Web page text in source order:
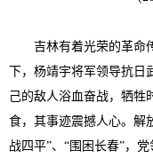
吉林有着光荣的革命传
下，杨靖宇将军领导抗
己的敌人浴血奋战，牺牲
食，其事迹震撼人心。解
战四平”、“围困长春”，